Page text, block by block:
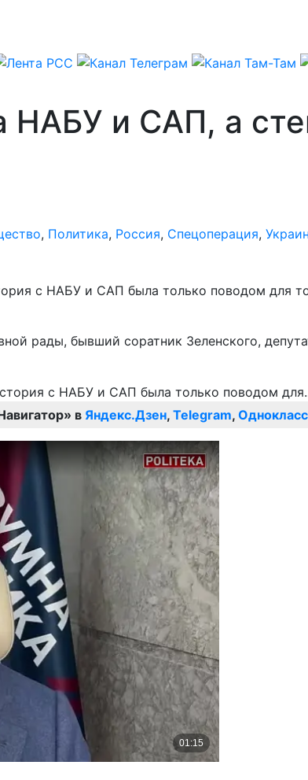
НАБУ и САП, а
, Политика, Россия, Спецоперация,
с НАБУ и САП была только поводом для
рады, бывший соратник Зеленского,
в Яндекс.Дзен, Telegram,